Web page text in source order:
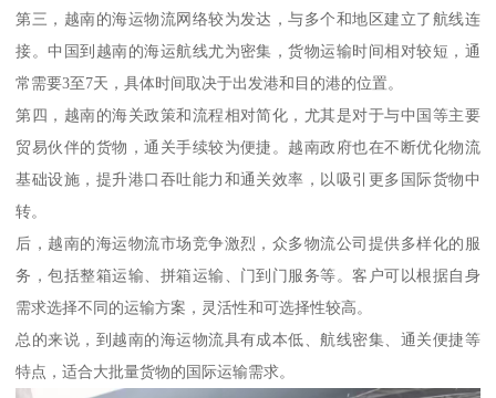
第三，越南的海运物流网络较为发达，与多个和地区建立了航线连
接。中国到越南的海运航线尤为密集，货物运输时间相对较短，通
常需要3至7天，具体时间取决于出发港和目的港的位置。
第四，越南的海关政策和流程相对简化，尤其是对于与中国等主要
贸易伙伴的货物，通关手续较为便捷。越南政府也在不断优化物流
基础设施，提升港口吞吐能力和通关效率，以吸引更多国际货物中
转。
后，越南的海运物流市场竞争激烈，众多物流公司提供多样化的服
务，包括整箱运输、拼箱运输、门到门服务等。客户可以根据自身
需求选择不同的运输方案，灵活性和可选择性较高。
总的来说，到越南的海运物流具有成本低、航线密集、通关便捷等
特点，适合大批量货物的国际运输需求。